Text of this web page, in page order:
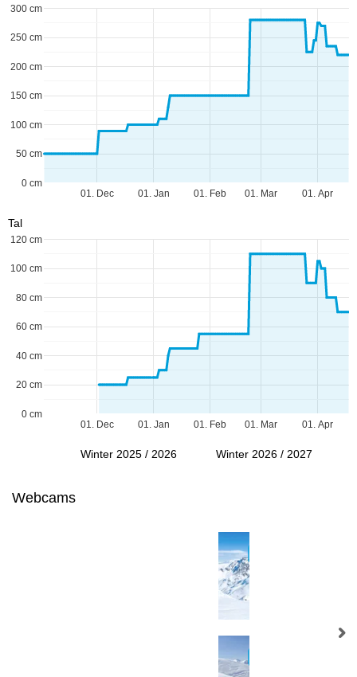
01. Dec 01. Jan 01. Feb 01. Mar 01. Apr
0 cm
50 cm
100 cm
150 cm
200 cm
250 cm
300 cm
Tal
01. Dec 01. Jan 01. Feb 01. Mar 01. Apr
0 cm
20 cm
40 cm
60 cm
80 cm
100 cm
120 cm
Winter 2025 / 2026 Winter 2026 / 2027
Webcams